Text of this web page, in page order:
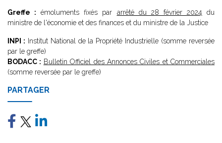
Greffe : émoluments fixés par arrêté du 28 février 2024 du
ministre de l'économie et des finances et du ministre de la Justice
INPI : Institut National de la Propriété Industrielle (somme reversée
par le greffe)
BODACC : Bulletin Officiel des Annonces Civiles et Commerciales
(somme reversée par le greffe)
PARTAGER